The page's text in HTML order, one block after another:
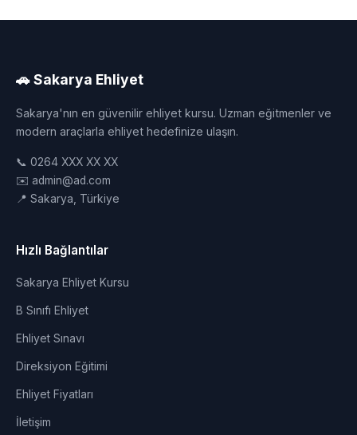
🚗 Sakarya Ehliyet
Sakarya'nın en güvenilir ehliyet kursu. Uzman eğitmenler ve
modern araçlarla ehliyet hedefinize ulaşın.
📞 0264 XXX XX XX
✉️ admin@ad.com
📍 Sakarya, Türkiye
Hızlı Bağlantılar
Sakarya Ehliyet Kursu
B Sınıfı Ehliyet
Ehliyet Sınavı
Direksiyon Eğitimi
Ehliyet Fiyatları
İletişim